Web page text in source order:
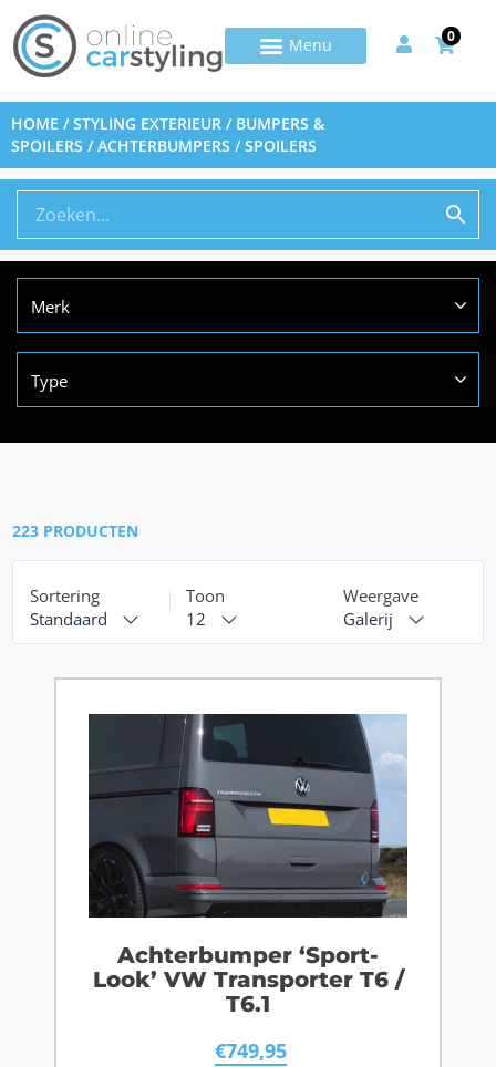
0
HOME /STYLING EXTERIEUR / BUMPERS &
SPOILERS / ACHTERBUMPERS / SPOILERS
Merk
Type
223 PRODUCTEN
Sortering
Standaard
Toon
12
Weergave
Galerij
Achterbumper ‘Sport-
Look’ VW Transporter T6 /
T6.1
€749,95